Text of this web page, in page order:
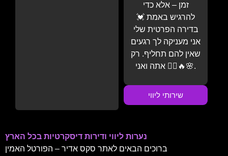
זמן – אלא כדי
להרגיש באמת 💓
בדירה הפרטית שלי
אני מעניקה לך רגעים
שאין להם תחליף. רק
אתה ואני 💆‍♂️🔥🌸.
שירותי ליווי
נערות ליווי ודירות דיסקרטיות בכל הארץ
ברוכים הבאים לאתר סקס אדיר – הפורטל האמין